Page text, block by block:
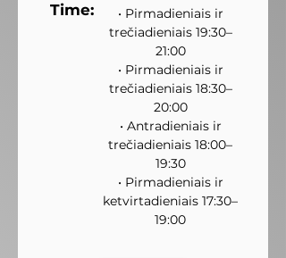
Time:
• Pirmadieniais ir
trečiadieniais 19:30–
21:00
• Pirmadieniais ir
trečiadieniais 18:30–
20:00
• Antradieniais ir
trečiadieniais 18:00–
19:30
• Pirmadieniais ir
ketvirtadieniais 17:30–
19:00